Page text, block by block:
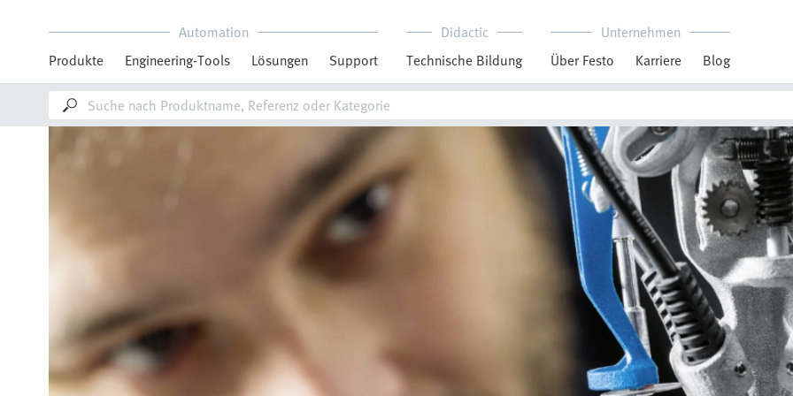
Automation
Produkte
Engineering-Tools Lösungen Support
Didactic
Technische Bildung
Unternehmen
Über Festo
Karriere Blog